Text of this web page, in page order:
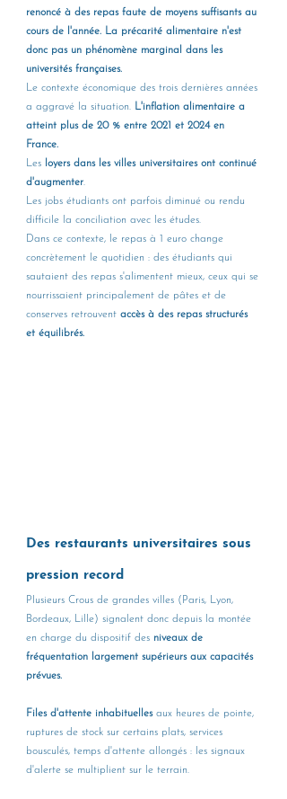
renoncé à des repas faute de moyens suffisants au
cours de l'année. La précarité alimentaire n'est
donc pas un phénomène marginal dans les
universités françaises.
Le contexte économique des trois dernières années
a aggravé la situation. L'inflation alimentaire a
atteint plus de 20 % entre 2021 et 2024 en
France.
Les loyers dans les villes universitaires ont continué
d'augmenter.
Les jobs étudiants ont parfois diminué ou rendu
difficile la conciliation avec les études.
Dans ce contexte, le repas à 1 euro change
concrètement le quotidien : des étudiants qui
sautaient des repas s'alimentent mieux, ceux qui se
nourrissaient principalement de pâtes et de
conserves retrouvent accès à des repas structurés
et équilibrés.
Des restaurants universitaires sous
pression record
Plusieurs Crous de grandes villes (Paris, Lyon,
Bordeaux, Lille) signalent donc depuis la montée
en charge du dispositif des niveaux de
fréquentation largement supérieurs aux capacités
prévues.
Files d'attente inhabituelles aux heures de pointe,
ruptures de stock sur certains plats, services
bousculés, temps d'attente allongés : les signaux
d'alerte se multiplient sur le terrain.